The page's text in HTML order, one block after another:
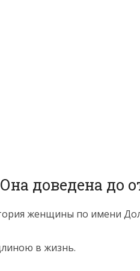
доведена до
женщины по имени
в жизнь.